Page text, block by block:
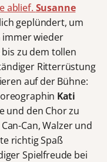
ablief. Susanne
geplündert, um
immer wieder
zu dem tollen
Ritterrüstung
auf der Bühne:
Kati
und den Chor zu
Can, Walzer und
richtig Spaß
Spielfreude bei